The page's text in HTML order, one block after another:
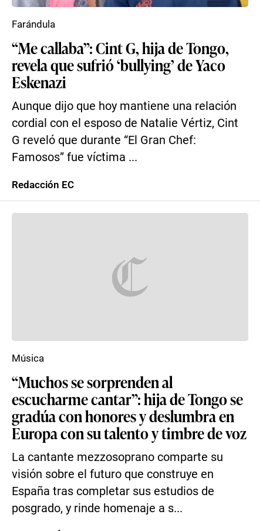
“Me callaba”: Cint G, hija de Tongo,
revela que sufrió ‘bullying’ de Yaco
Eskenazi
Aunque dijo que hoy mantiene una relación
cordial con el esposo de Natalie Vértiz, Cint
G reveló que durante “El Gran Chef:
Famosos” fue víctima ...
Farándula
Redacción EC
“Muchos se sorprenden al
escucharme cantar”: hija de Tongo se
gradúa con honores y deslumbra en
Europa con su talento y timbre de voz
La cantante mezzosoprano comparte su
visión sobre el futuro que construye en
España tras completar sus estudios de
posgrado, y rinde homenaje a s...
Música